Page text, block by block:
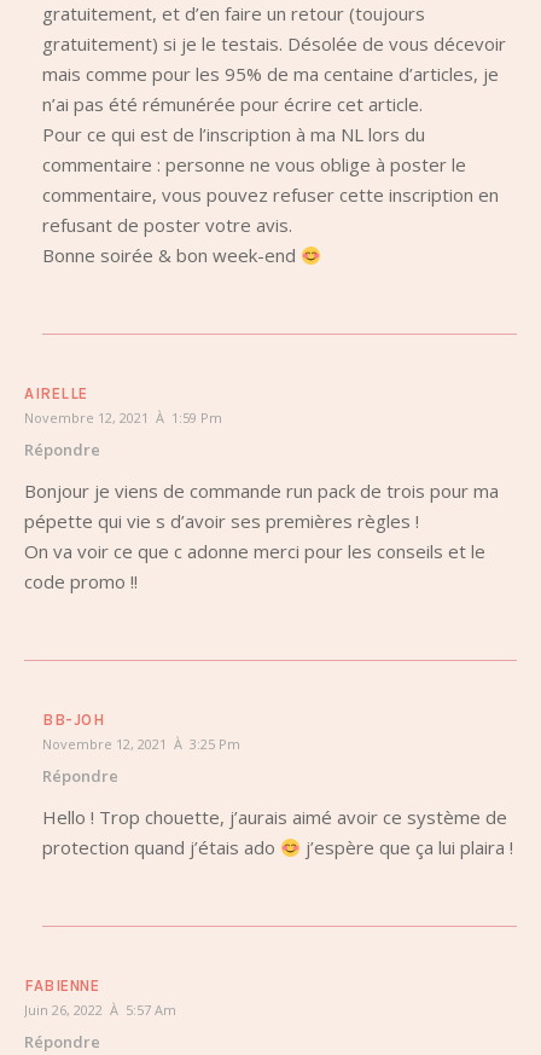
gratuitement, et d’en faire un retour (toujours
gratuitement) si je le testais. Désolée de vous décevoir
mais comme pour les 95% de ma centaine d’articles, je
n’ai pas été rémunérée pour écrire cet article.
Pour ce qui est de l’inscription à ma NL lors du
commentaire : personne ne vous oblige à poster le
commentaire, vous pouvez refuser cette inscription en
refusant de poster votre avis.
Bonne soirée & bon week-end
AIRELLE
Novembre 12, 2021 À 1:59 Pm
Répondre
Bonjour je viens de commande run pack de trois pour ma
pépette qui vie s d’avoir ses premières règles !
On va voir ce que c adonne merci pour les conseils et le
code promo !!
BB-JOH
Novembre 12, 2021 À 3:25 Pm
Répondre
Hello ! Trop chouette, j’aurais aimé avoir ce système de
protection quand j’étais ado
j’espère que ça lui plaira !
FABIENNE
Juin 26, 2022 À 5:57 Am
Répondre